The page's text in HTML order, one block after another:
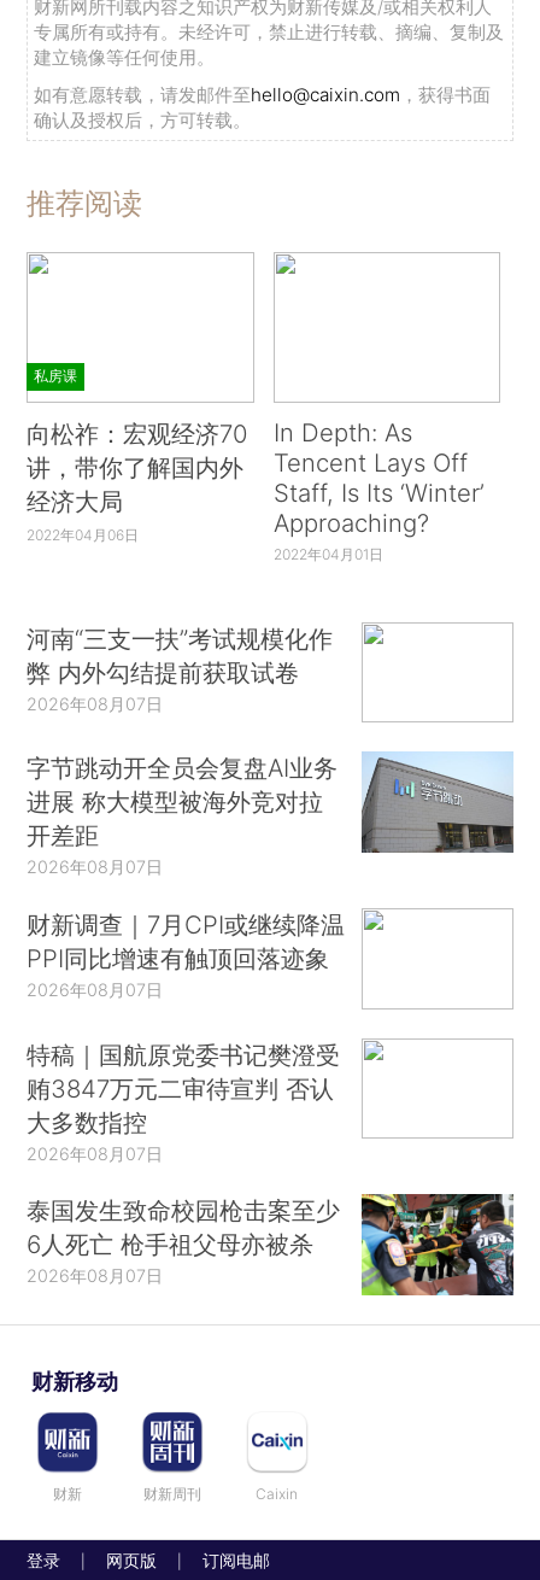
财新网所刊载内容之知识产权为财新传媒及/或相关权利人
专属所有或持有。未经许可，禁止进行转载、摘编、复制及
建立镜像等任何使用。
如有意愿转载，请发邮件至hello@caixin.com ，获得书面
确认及授权后，方可转载。
推荐阅读
私房课
向松祚：宏观经济70
讲，带你了解国内外
经济大局
2022年04月06日
In Depth: As
Tencent Lays Off
Staff, Is Its ‘Winter’
Approaching?
2022年04月01日
河南“三支一扶”考试规模化作
弊 内外勾结提前获取试卷
2026年08月07日
字节跳动开全员会复盘AI业务
进展 称大模型被海外竞对拉
开差距
2026年08月07日
财新调查｜7月CPI或继续降温
PPI同比增速有触顶回落迹象
2026年08月07日
特稿｜国航原党委书记樊澄受
贿3847万元二审待宣判 否认
大多数指控
2026年08月07日
泰国发生致命校园枪击案至少
6人死亡 枪手祖父母亦被杀
2026年08月07日
财新移动
财新 财新周刊 Caixin
登录 网页版 订阅电邮